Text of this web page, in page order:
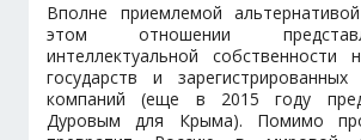
Вполне приемлемой
этом отношении
интеллектуальной
государств и
компаний (еще в 2015 году
Дуровым для Крыма). Помимо